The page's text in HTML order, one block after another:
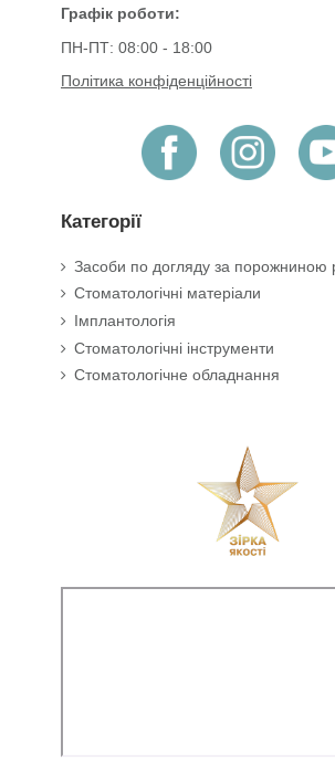
Графік роботи:
ПН-ПТ: 08:00 - 18:00
Політика конфіденційності
Категорії
Засоби по догляду за порожниною
Стоматологічні матеріали
Імплантологія
Стоматологічні інструменти
Стоматологічне обладнання